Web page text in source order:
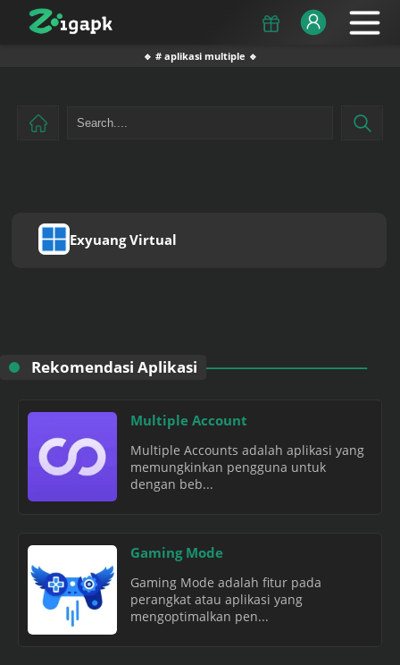
🔹 # aplikasi multiple 🔹
Exyuang Virtual
Rekomendasi Aplikasi
Multiple Account
Multiple Accounts adalah aplikasi yang
memungkinkan pengguna untuk
dengan beb...
Gaming Mode
Gaming Mode adalah fitur pada
perangkat atau aplikasi yang
mengoptimalkan pen...